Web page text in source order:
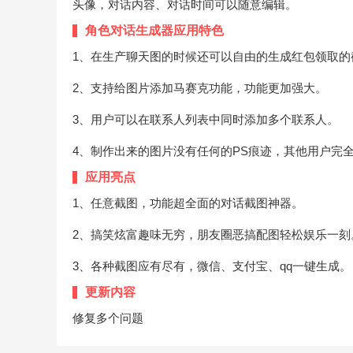
头像，对话内容、对话时间可以随意编辑。
角色对话生成器应用特色
1、在生产聊天图的时候还可以自由的生成红包领取的
2、支持给图片添加马赛克功能，功能更加强大。
3、用户可以在联系人列表中同时添加多个联系人。
4、制作出来的图片没有任何的PS痕迹，其他用户完全
应用亮点
1、任意截图，功能超全面的对话截图神器。
2、搞笑炫富趣味无穷，朋友圈恶搞配图轻松娱乐一刻
3、各种截图应有尽有，微信、支付宝、qq一键生成。
更新内容
修复多个问题